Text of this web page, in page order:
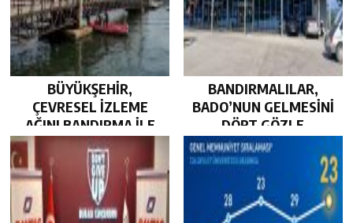
BÜYÜKŞEHİR,
ÇEVRESEL İZLEME
AĞINI BANDIRMA İLE
GÜÇLENDİRDİ…
BANDIRMALILAR,
BADO’NUN GELMESİNİ
DÖRT GÖZLE
BEKLİYOR…